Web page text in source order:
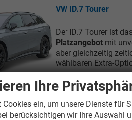
VW ID.7 Tourer
Der ID.7 Tourer ist das
Platzangebotmit
aber gleichzeitig
wählbaren Extra-
VW Passat Variant
Ihre
Cookies ein, um unsere Dienste für
berücksichtigen wir Ihre Auswahl